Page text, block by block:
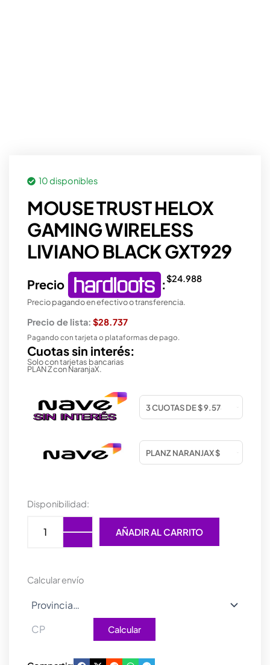
10 disponibles
MOUSE TRUST HELOX
GAMING WIRELESS
LIVIANO BLACK GXT929
Precio :$24.988
Precio pagando en efectivo o transferencia.
Precio de lista: $28.737
Pagando con tarjeta o plataformas de pago.
Cuotas sin interés:
Solo con tarjetas bancarias
PLAN Z con NaranjaX.
Disponibilidad:
MOUSE
HELOX
GAMING
WIRELESS
BLACK
GXT929
AÑADIR AL CARRITO
Calcular envío
Calcular